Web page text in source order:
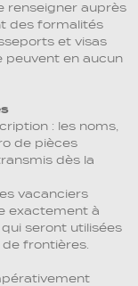
renseigner auprès
des formalités
et visas
peuvent en aucun
: les noms,
de pièces
dès la
vacanciers
exactement à
seront utilisées
frontières.